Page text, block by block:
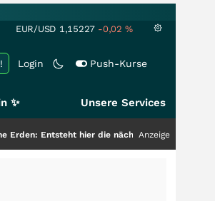
EUR/USD 1,15227 -0,02 %
Login Push-Kurse
✨ Unsere Services
hier die nächste Milliardenstory?+++
Anzeige